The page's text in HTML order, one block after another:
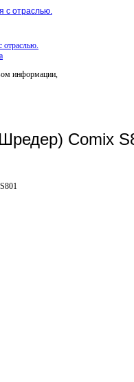
с отраслью.
информации,
Comix